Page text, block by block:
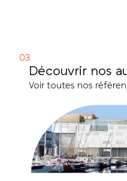
Découvrir nos
Voir toutes nos